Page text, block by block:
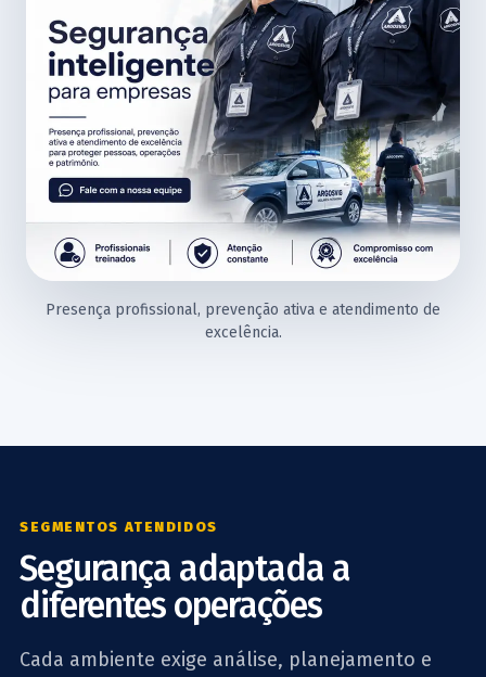
Presença profissional, prevenção ativa e atendimento de
excelência.
SEGMENTOS ATENDIDOS
Segurança adaptada a
diferentes operações
Cada ambiente exige análise, planejamento e